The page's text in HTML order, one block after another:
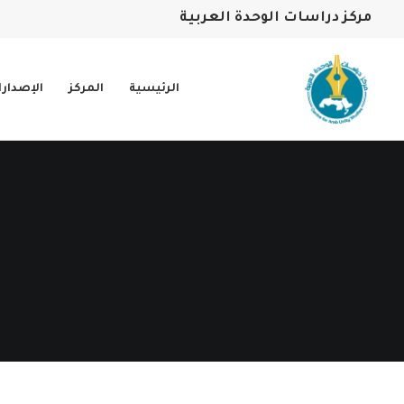
مركز دراسات الوحدة العربية
الرئيسية المركز